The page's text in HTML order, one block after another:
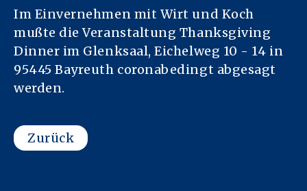
Im Einvernehmen mit Wirt und Koch
mußte die Veranstaltung Thanksgiving
Dinner im Glenksaal, Eichelweg 10 - 14 in
95445 Bayreuth coronabedingt abgesagt
werden.
Zurück